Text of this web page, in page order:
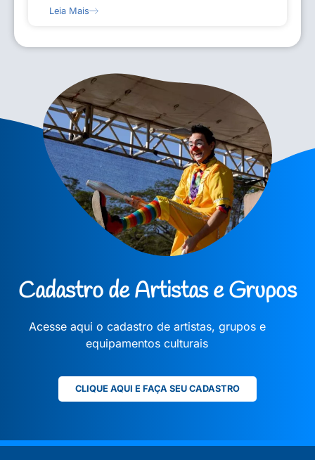
Leia Mais
Cadastro de Artistas e Grupos
Acesse aqui o cadastro de artistas, grupos e
equipamentos culturais
CLIQUE AQUI E FAÇA SEU CADASTRO